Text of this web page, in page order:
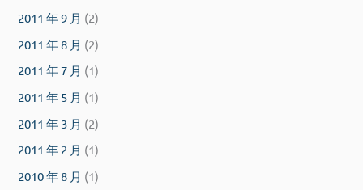
2011 年 9 月 (2)
2011 年 8 月 (2)
2011 年 7 月 (1)
2011 年 5 月 (1)
2011 年 3 月 (2)
2011 年 2 月 (1)
2010 年 8 月 (1)